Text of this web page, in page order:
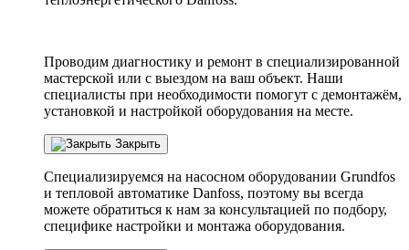
Проводим диагностику и ремонт в специализированной
мастерской или с выездом на ваш объект. Наши
специалисты при необходимости помогут с демонтажём,
установкой и настройкой оборудования на месте.
Закрыть
Специализируемся на насосном оборудовании Grundfos
и тепловой автоматике Danfoss, поэтому вы всегда
можете обратиться к нам за консультацией по подбору,
специфике настройки и монтажа оборудования.